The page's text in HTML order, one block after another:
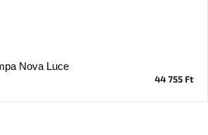
Nova Luce
44 755 Ft